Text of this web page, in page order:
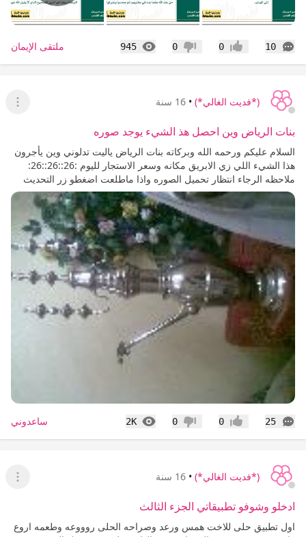
10
التعليقات إعجاب0 عدم إعجاب
0
945
المشاهدات ملتقى الإيمان
(*فديت الغالي*) • 16 سنة
عرض
بنات الرياض وين احصل هذ الشيء يوجد صوره
السلام عليكم ورحمه الله وبركاته بنات الرياض ياليت تدلوني وين يأجرون
هذا الشيء اللي زي الابريق مكانه وسعر الاستجار لليوم :26::26::26:
ملاحظه الرجاء انتظار تحميل الصوره واذا ماطلعت اضغطو زر التحديث
25
التعليقات إعجاب0 عدم إعجاب
0
2K
المشاهدات ساعدوني
(*فديت الغالي*) • 16 سنة
عرض
ادخلو وشوفو تطبيقاتي الجزء الثالث
اول تطبيق حلى للاخت همس ورعد وصراحه الحلى روووعه وطعمه اروع